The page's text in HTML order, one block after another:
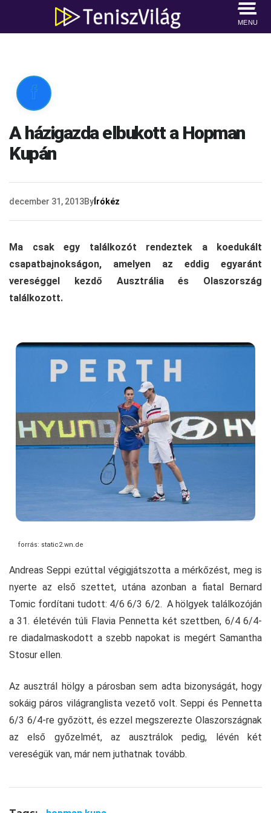
MENU

A házigazda elbukott a Hopman
Kupán
december 31, 2013By Írókéz
Ma csak egy találkozót rendeztek a koedukált
csapatbajnokságon, amelyen az eddig egyaránt
vereséggel kezdő Ausztrália és Olaszország
találkozott.
forrás: static2.wn.de
Andreas Seppi ezúttal végigjátszotta a mérkőzést, meg is
nyerte az első szettet, utána azonban a fiatal Bernard
Tomic fordítani tudott: 4/6 6/3 6/2. A hölgyek találkozóján
a 31. életévén túli Flavia Pennetta két szettben, 6/4 6/4-
re diadalmaskodott a szebb napokat is megért Samantha
Stosur ellen.
Az ausztrál hölgy a párosban sem adta bizonyságát, hogy
sokáig páros világranglista vezető volt. Seppi és Pennetta
6/3 6/4-re győzött, és ezzel megszerezte Olaszországnak
az első győzelmét, az ausztrálok pedig, lévén két
vereségük van, már nem juthatnak tovább.